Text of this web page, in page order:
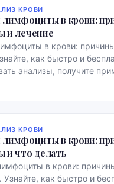
КРОВИ
в крови:
и лечение
в крови:
как быстро и
анализы, получите
КРОВИ
в крови:
и что делать
в крови:
Узнайте, как быстро и